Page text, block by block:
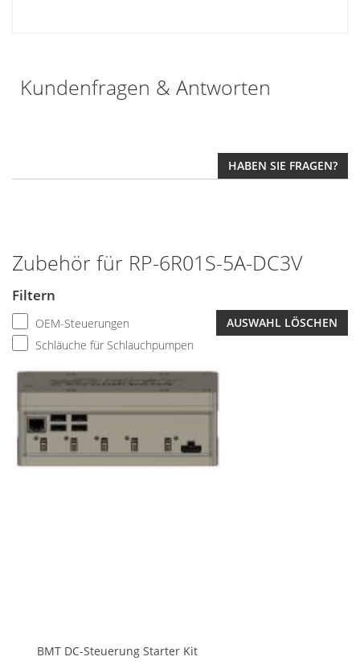
Kundenfragen & Antworten
HABEN SIE FRAGEN?
Zubehör für RP-6R01S-5A-DC3V
Filtern
AUSWAHL LÖSCHEN
OEM-Steuerungen
Schläuche für Schlauchpumpen
BMT DC-Steuerung Starter Kit